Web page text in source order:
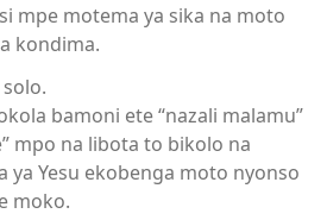
mpe motema ya sika na moto
kondima.
bamoni ete “nazali malamu”
mpo na libota to bikolo na
ya Yesu ekobenga moto nyonso
moko.